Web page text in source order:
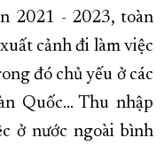
2021 - 2023, toàn
cảnh đi làm việc
đó chủ yếu ở các
Quốc… Thu nhập
ở nước ngoài bình